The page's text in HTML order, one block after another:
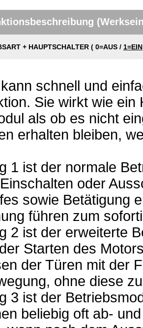
+ HAUPTSCHALTER ( 0=AUS / 1=EIN
schnell und
Sie wirkt wie
als ob es nicht
erhalten bleiben,
1 ist der normale
oder
sowie Betätigung
führen zum
2 ist der erweiterte
Starten des
der Türen mit der
ohne diese
3 ist der
beliebig oft ab-